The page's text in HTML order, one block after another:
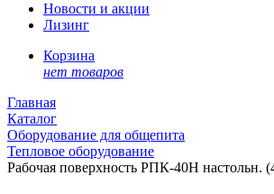
Новости и акции
Лизинг
Корзина
нет товаров
Главная
Каталог
Оборудование для общепита
Тепловое оборудование
Рабочая поверхность РПК-40Н настольн.